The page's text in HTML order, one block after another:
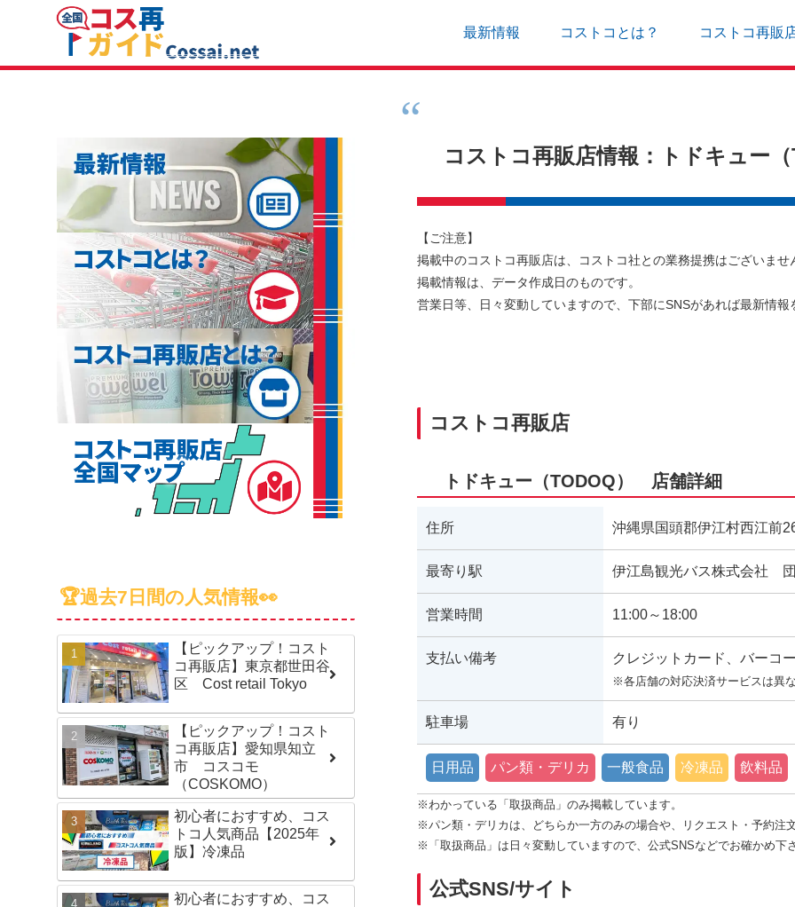
最新情報 コストコとは？ コストコ再販
コストコ再販店情報：トドキュー
【ご注意】
掲載中のコストコ再販店は、コストコ社との業務提携はございませ
掲載情報は、データ作成日のものです。
営業日等、日々変動していますので、下部にSNSがあれば最新情報
コストコ再販店
トドキュー（TODOQ） 店舗詳細
住所 沖縄県国頭郡伊江村西江前
最寄り駅 伊江島観光バス株式会社
営業時間 11:00～18:00
支払い備考 クレジットカード、バーコ
※各店舗の対応決済サービスは異
駐車場 有り
日用品 パン類・デリカ 一般食品 冷凍品 飲料品
※わかっている「取扱商品」のみ掲載しています。
※パン類・デリカは、どちらか一方のみの場合や、リクエスト・予約注
※「取扱商品」は日々変動していますので、公式SNSなどでお確かめ下
公式SNS/サイト
🏆過去7日間の人気情報👀
【ピックアップ！コスト
コ再販店】東京都世田谷
区 Cost retail Tokyo
【ピックアップ！コスト
コ再販店】愛知県知立
市 コスコモ
（COSKOMO）
初心者におすすめ、コス
トコ人気商品【2025年
版】冷凍品
初心者におすすめ、コス